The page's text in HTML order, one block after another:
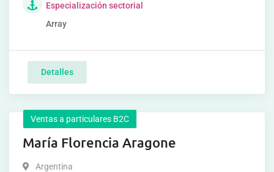
Especialización sectorial
Array
Detalles
Ventas a particulares B2C
María Florencia Aragone
Argentina